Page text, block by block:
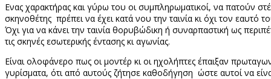
Ενας χαρακτήρας και γύρω του οι συμπληρωματικοί, να πατούν
σκηνοθέτης πρέπει να έχει κατά νου την ταινία κι όχι τον εαυτό
Όχι για να κάνει την ταινία θορυβώδικη ή συναρπαστική ως
τις σκηνές εσωτερικής έντασης κι αγωνίας.
Είναι ολοφάνερο πως οι μοντέρ κι οι ηχολήπτες έπαιξαν
γυρίσματα, ότι από αυτούς ζήτησε καθοδήγηση ώστε αυτοί να